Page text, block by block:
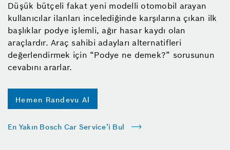
Düşük bütçeli fakat yeni modelli otomobil arayan
kullanıcılar ilanları incelediğinde karşılarına çıkan ilk
başlıklar podye işlemli, ağır hasar kaydı olan
araçlardır. Araç sahibi adayları alternatifleri
değerlendirmek için “Podye ne demek?” sorusunun
cevabını ararlar.
Hemen Randevu Al
En Yakın Bosch Car Service’i Bul